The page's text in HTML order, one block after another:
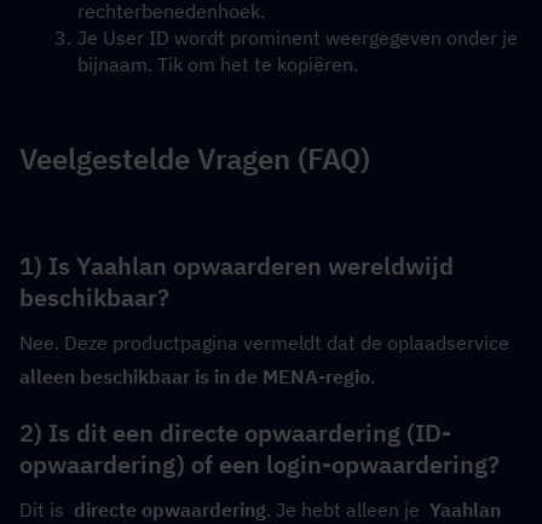
rechterbenedenhoek.
Je User ID wordt prominent weergegeven onder je
bijnaam. Tik om het te kopiëren.
Veelgestelde Vragen (FAQ)
1) Is Yaahlan opwaarderen wereldwijd
beschikbaar?
alleen beschikbaar is in de MENA-regio.
2) Is dit een directe opwaardering (ID-
opwaardering) of een login-opwaardering?
Dit is directe opwaardering. Je hebt alleen je Yaahlan